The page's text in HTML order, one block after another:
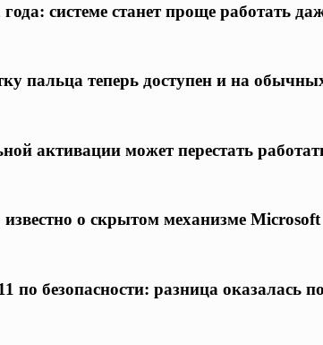
системе станет проще работать
пальца теперь доступен и на
активации может перестать
о скрытом механизме Microsoft
по безопасности: разница оказалась